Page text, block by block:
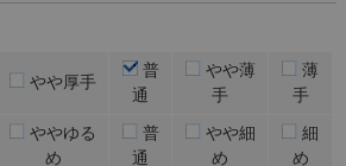
やや厚手
普
通
やや薄
手
薄
手
ややゆる
め
普
通
やや細
め
細
め